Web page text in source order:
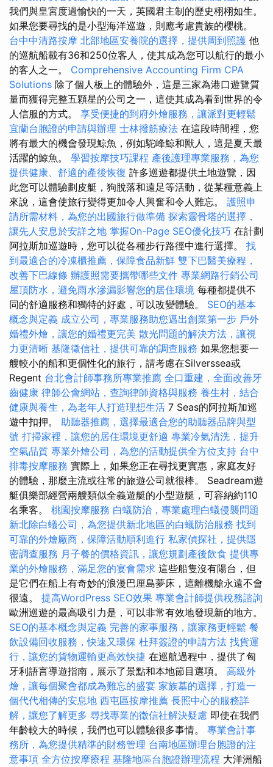
我們與皇宮度過愉快的一天，英國君主制的歷史栩栩如生。
如果您要尋找的是小型海洋巡遊，則應考慮貴族的櫻桃。
台中中清路按摩 北部地區安養院的選擇，提供周到照護 他
的巡航船載有36和250位客人，使其成為您可以航行的最小
的客人之一。 Comprehensive Accounting Firm CPA
Solutions 除了個人板上的體驗外，這是三家為港口遊覽質
量而獲得完整五顆星的公司之一，這使其成為看到世界的令
人信服的方式。 享受便捷的到府外燴服務，讓派對更輕鬆
宜蘭台胞證的申請與辦理 士林撥筋療法 在這段時間裡，您
將有最大的機會發現鯨魚，例如駝峰鯨和獸人，這是夏天最
活躍的鯨魚。 學習按摩技巧課程 產後護理專業服務，為您
提供健康、舒適的產後恢復 許多巡遊都提供土地遊覽，因
此您可以體驗劃皮艇，狗脫落和遠足等活動，從某種意義上
來說，這會使旅行變得更加令人興奮和令人難忘。 護照申
請所需材料，為您的出國旅行做準備 探索靈骨塔的選擇，
讓先人安息於安詳之地 掌握On-Page SEO優化技巧 在計劃
阿拉斯加巡遊時，您可以從各種步行路徑中進行選擇。 找
到最適合的冷凍櫃推薦，保障食品新鮮 雙下巴醫美療程，
改善下巴線條 辦護照需要攜帶哪些文件 專業網路行銷公司
屋頂防水，避免雨水滲漏影響您的居住環境 每種都提供不
同的舒適服務和獨特的好處，可以改變體驗。 SEO的基本
概念與定義 成立公司，專業服務助您邁出創業第一步 戶外
婚禮外燴，讓您的婚禮更完美 散光問題的解決方法，讓視
力更清晰 基隆徵信社，提供可靠的調查服務 如果您想要一
艘較小的船和更個性化的旅行，請考慮在Silverssea或
Regent 台北會計師事務所專業推薦 全口重建，全面改善牙
齒健康 律師公會網站，查詢律師資格與服務 養生村，結合
健康與養生，為老年人打造理想生活 7 Seas的阿拉斯加巡
遊中扣押。 助聽器推薦，選擇最適合您的助聽器品牌與型
號 打掃家裡，讓您的居住環境更舒適 專業冷氣清洗，提升
空氣品質 專業外燴公司，為您的活動提供全方位支持 台中
排毒按摩服務 實際上，如果您正在尋找更實惠，家庭友好
的體驗，那麼主流或往常的旅遊公司就很棒。 Seadream遊
艇俱樂部經營兩艘類似全義遊艇的小型遊艇，可容納約110
名乘客。 桃園按摩服務 白蟻防治，專業處理白蟻侵襲問題
新北除白蟻公司，為您提供新北地區的白蟻防治服務 找到
可靠的外燴廠商，保障活動順利進行 私家偵探社，提供隱
密調查服務 月子餐的價格資訊，讓您規劃產後飲食 提供專
業的外燴服務，滿足您的宴會需求 這些船隻沒有陽台，但
是它們在船上有奇妙的浪漫巴厘島夢床，這離機艙永遠不會
很遠。 提高WordPress SEO效果 專業會計師提供稅務諮詢
歐洲巡遊的最高吸引力是，可以非常有效地發現新的地方。
SEO的基本概念與定義 完善的家事服務，讓家務更輕鬆 餐
飲設備回收服務，快速又環保 杜拜簽證的申請方法 找貨運
行，讓您的貨物運輸更高效快捷 在巡航過程中，提供了匈
牙利語言導遊指南，展示了景點和本地節目選項。 高級外
燴，讓每個聚會都成為難忘的盛宴 家族墓的選擇，打造一
個代代相傳的安息地 西屯區按摩推薦 長照中心的服務詳
解，讓您了解更多 尋找專業的徵信社解決疑慮 即使在我們
年齡較大的時候，我們也可以體驗很多事情。 專業會計事
務所，為您提供精準的財務管理 台南地區辦理台胞證的注
意事項 全方位按摩療程 基隆地區台胞證辦理流程 大洋洲船